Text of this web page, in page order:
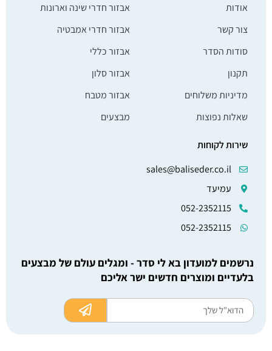
אודות
צור קשר
סודות הסדר
תקנון
מדיניות משלוחים
שאלות נפוצות
אבזור חדרי שינה וארונות
אבזור חדרי אמבטיה
אבזור כללי
אבזור סלון
אבזור מטבח
מבצעים
שירות לקוחות
sales@baliseder.co.il
עמיעד
052-2352115
052-2352115
נרשמים למועדון בא לי סדר - ומגלים עולם של מבצעים
בלעדיים ומוצרים חדשים ישר אליכם